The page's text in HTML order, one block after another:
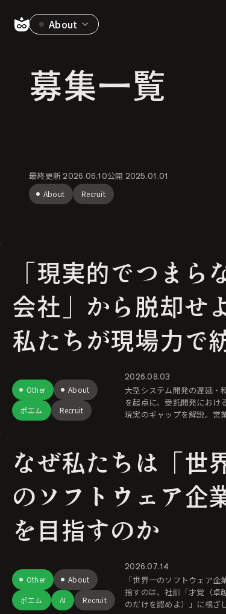
About
募集一覧
最終更新2026.06.10公開 2025.01.01
About Recruit
「現実的でつまら
会社」から脱却せよ
私たちが現場力で
ぐ、地球の未来を変
るソフトウェアの
Other
About
ポエム
Recruit
2026.08.03
大型システム開発の遅延・
を起点に、受託開発におけ
現実のギャップを解説。営
くために必要な「現場力」
ます。
なぜ私たちは「世
のソフトウェア企
を目指すのか
Other
About
ポエム
AI Recruit
2026.07.14
「世界一のソフトウェア企
指すのは、社訓「才覚（卓
のだけを認めよ）」に根ざ